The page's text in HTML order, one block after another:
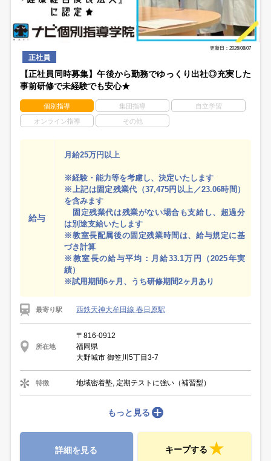
更新日：2026/08/07
正社員
【正社員同時募集】午後から勤務でゆっくり出社◎充実した
事前研修で未経験でも安心★
個別指導 集団指導 自立学習
オンライン指導 その他
給与
月給25万円以上
※経験・能力等を考慮し、決定いたします
※上記は固定残業代（37,475円以上／23.06時間）
を含みます
固定残業代は残業がない場合も支給し、超過分
は別途支給いたします
※教室長配属後の固定残業時間は、給与規定に基
づき計算
※教室長の給与平均：月給33.1万円（2025年実
績）
※試用期間6ヶ月、うち研修期間2ヶ月あり
最寄り駅 西鉄天神大牟田線 春日原駅
所在地
〒816-0912
福岡県
大野城市 御笠川5丁目3-7
特徴 地域密着塾, 定期テストに強い（補習型）
もっと見る
詳細を見る キープする